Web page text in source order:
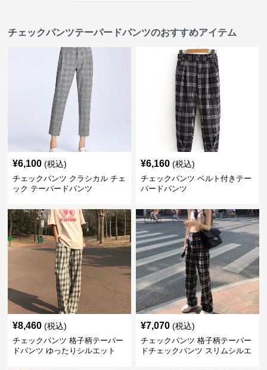
チェックパンツテーパードパンツのおすすめアイテム
¥6,100 (税込)
チェックパンツ クラシカル チェ
ック テーパードパンツ
¥6,160 (税込)
チェックパンツ ベルト付きテー
パードパンツ
¥8,460 (税込)
チェックパンツ 格子柄テーパー
ドパンツ ゆったりシルエット
¥7,070 (税込)
チェックパンツ 格子柄テーパー
ドチェックパンツ スリムシルエ